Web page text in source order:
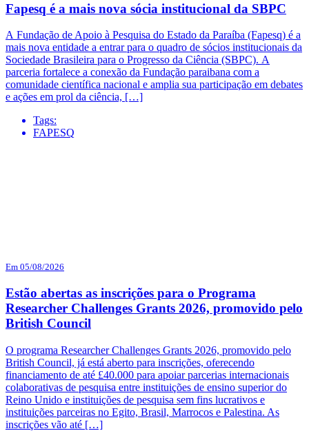
Fapesq é a mais nova sócia institucional da SBPC
A Fundação de Apoio à Pesquisa do Estado da Paraíba (Fapesq) é a
mais nova entidade a entrar para o quadro de sócios institucionais da
Sociedade Brasileira para o Progresso da Ciência (SBPC). A
parceria fortalece a conexão da Fundação paraibana com a
comunidade científica nacional e amplia sua participação em debates
e ações em prol da ciência, […]
Tags:
FAPESQ
Em 05/08/2026
Estão abertas as inscrições para o Programa
Researcher Challenges Grants 2026, promovido pelo
British Council
O programa Researcher Challenges Grants 2026, promovido pelo
British Council, já está aberto para inscrições, oferecendo
financiamento de até £40.000 para apoiar parcerias internacionais
colaborativas de pesquisa entre instituições de ensino superior do
Reino Unido e instituições de pesquisa sem fins lucrativos e
instituições parceiras no Egito, Brasil, Marrocos e Palestina. As
inscrições vão até […]